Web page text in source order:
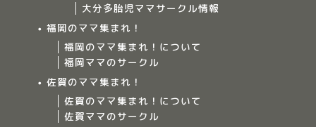
大分多胎児ママサークル情報
福岡のママ集まれ！
福岡のママ集まれ！について
福岡ママのサークル
佐賀のママ集まれ！
佐賀のママ集まれ！について
佐賀ママのサークル